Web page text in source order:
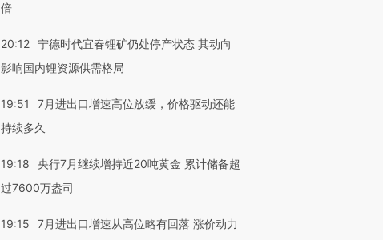
倍
20:12 宁德时代宜春锂矿仍处停产状态 其动向
影响国内锂资源供需格局
19:51
7月进出口增速高位放缓，价格驱动还能
持续多久
19:18
央行7月继续增持近20吨黄金 累计储备超
过7600万盎司
19:15
7月进出口增速从高位略有回落 涨价动力